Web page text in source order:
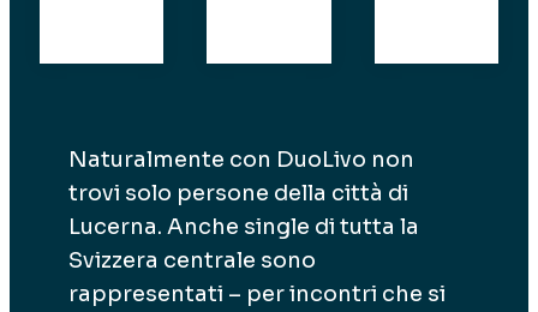
Naturalmente con DuoLivo non
trovi solo persone della città di
Lucerna. Anche single di tutta la
Svizzera centrale sono
rappresentati – per incontri che si